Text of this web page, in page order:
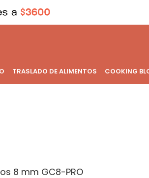
TRASLADO DE ALIMENTOS COOKING
8 mm GC8-PRO